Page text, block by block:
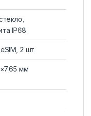
IP68
2 шт
мм